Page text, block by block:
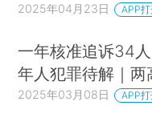
2025年04月23日 APP
一年核准追诉34
年人犯罪待解｜两
2025年03月08日 APP